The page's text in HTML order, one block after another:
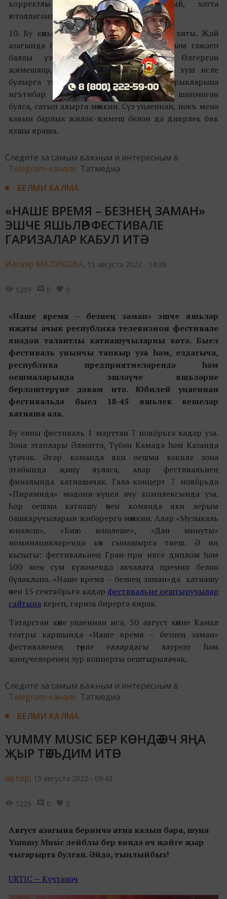
корректлы эшләвенә йогынты ясый, хәтта
ютәлләгәндә дә ярдәмгә килә...
10. Бу көньяк чибәрләре – августның төп хиты. Җәй
азагында базарга бик сусыл, хуш исле һәм гаҗәеп
баллы үзбәккавыннары китерелә. Өлгергән
җимешләр, һичшиксез көчле, баллы һәм хуш исле
булырга тиеш. Шулай ук аларның койрыкларына
игътибар итәргә кирәк: коры, ләкин шиңмәгән
булса, сатып алырга мөмкин. Сүз уңаеннан, нәкъ менә
кавын барлык җиләк-җимеш белән дә диярлек бик
яхшы яраша.
Следите за самым важным и интересным в
Telegram-канале Татмедиа
БЕЛМИ КАЛМА
«НАШЕ ВРЕМЯ – БЕЗНЕҢ ЗАМАН»
ЭШЧЕ ЯШЬЛӘР ФЕСТИВАЛЕ
ГАРИЗАЛАР КАБУЛ ИТӘ
Илсөяр МАЛИКОВА, 15 августа 2022 - 14:38
1209 0 0
«Наше время – безнең заман» эшче яшьләр
иҗаты ачык республика телевизион фестивале
янәдән талантлы катнашучыларны көтә. Быел
фестиваль унынчы тапкыр уза һәм, елдагыча,
республика предприятиеләрендә һәм
оешмаларында эшләүче яшьләрне
берләштерүне дәвам итә. Юбилей уңаеннан
фестивальдә быел 18-45 яшьлек кешеләр
катнаша ала.
Бу елны фестиваль 1 марттан 7 ноябрьгә кадәр уза.
Зона этаплары Әлмәттә, Түбән Камада һәм Казанда
үтәчәк. Әгәр команда яки оешма вәкиле зона
этабында җиңү яуласа, алар фестивальнең
финалында катнашачак. Гала-концерт 7 ноябрьдә
«Пирамида» мәдәни-күңел ачу комплексында уза.
Һәр оешма катнашу өчен команда яки аерым
башкаручыларын җибәрергә мөмкин. Алар «Музыкаль
юнәлеш», «Бию юнәлеше», «Дан минуты»
номинацияләрендә көч сынашырга тиеш. Ә иң
кызыгы: фестивальнең Гран-при иясе диплом һәм
500 мең сум күләмендә акчалата премия белән
бүләкләнә. «Наше время – безнең заман»да катнашу
өчен 15 сентябрьгә кадәр фестивальне оештыручылар
сайтына кереп, гариза бирергә кирәк.
Татарстан көне уңаеннан исә, 30 август көнне Камал
театры каршында «Наше время – безнең заман»
фестиваленең төрле еллардагы лауреат һәм
җиңүчеләренең зур концерты оештырылачак.
Следите за самым важным и интересным в
Telegram-канале Татмедиа
БЕЛМИ КАЛМА
YUMMY MUSIC БЕР КӨНДӘ ӨЧ ЯҢА
ҖЫР ТӘКЪДИМ ИТӘ!
автор, 15 августа 2022 - 09:43
1229 0 0
Август азагына берничә атна калып бара, шуңа
Yummy Music лейблы бер көндә өч җәйге җыр
чыгарырга булган. Әйдә, тыңлыйбыз!
URTIC — Күчтәнәч